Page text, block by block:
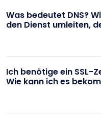
Was bedeutet DNS?
den Dienst umleiten,
Ich benötige ein SSL-
Wie kann ich es